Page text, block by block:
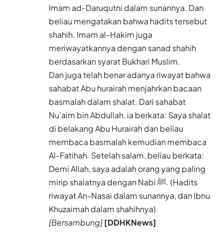
Imam ad-Daruqutni dalam sunannya. Dan
beliau mengatakan bahwa hadits tersebut
shahih. Imam al-Hakim juga
meriwayatkannya dengan sanad shahih
berdasarkan syarat Bukhari Muslim.
Dan juga telah benar adanya riwayat bahwa
sahabat Abu hurairah menjahrkan bacaan
basmalah dalam shalat. Dari sahabat
Nu’aim bin Abdullah, ia berkata: Saya shalat
di belakang Abu Hurairah dan beliau
membaca basmalah kemudian membaca
Al-Fatihah. Setelah salam, beliau berkata:
Demi Allah, saya adalah orang yang paling
mirip shalatnya dengan Nabi ﷺ. (Hadits
riwayat An-Nasai dalam sunannya, dan Ibnu
Khuzaimah dalam shahihnya).
[Bersambung][DDHKNews]